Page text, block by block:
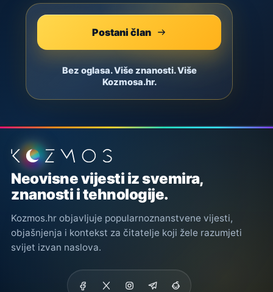
Postani član
Bez oglasa. Više znanosti. Više
Kozmosa.hr.
Podnožje stranice
Neovisne vijesti iz svemira,
znanosti i tehnologije.
Kozmos.hr objavljuje popularnoznanstvene vijesti,
objašnjenja i kontekst za čitatelje koji žele razumjeti
svijet izvan naslova.